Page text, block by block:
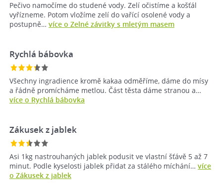
Pečivo namočíme do studené vody. Zelí očistíme a košťál
vyřízneme. Potom vložíme zelí do vařící osolené vody a
postupně… více o Zelné závitky s mletým masem
Rychlá bábovka
Všechny ingradience kromě kakaa odměříme, dáme do mísy
a řádně promícháme metlou. Část těsta dáme stranou a…
více o Rychlá bábovka
Zákusek z jablek
Asi 1kg nastrouhaných jablek podusit ve vlastní šťávě 5 až 7
minut. Podle kyselosti jablek přidat za stálého míchání… více
o Zákusek z jablek